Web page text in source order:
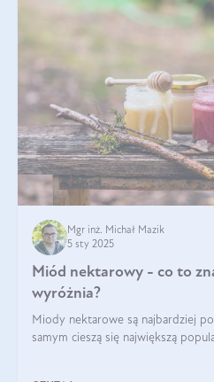
Mgr inż. Michał Mazik
5 sty 2025
Miód nektarowy - co to
wyróżnia?
Miody nektarowe są najbardziej
samym cieszą się największą